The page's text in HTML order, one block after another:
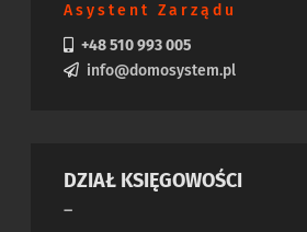
Asystent Zarządu
+48 510 993 005
info@domosystem.pl
DZIAŁ KSIĘGOWOŚCI
–